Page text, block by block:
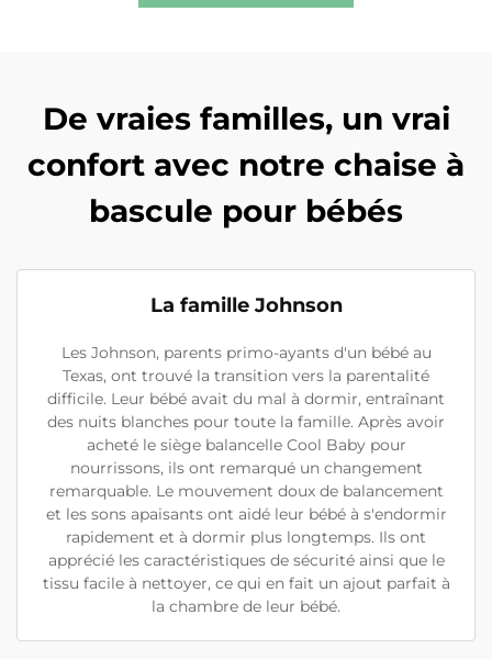
De vraies familles, un vrai
confort avec notre chaise à
bascule pour bébés
La famille Johnson
Les Johnson, parents primo-ayants d'un bébé au
Texas, ont trouvé la transition vers la parentalité
difficile. Leur bébé avait du mal à dormir, entraînant
des nuits blanches pour toute la famille. Après avoir
acheté le siège balancelle Cool Baby pour
nourrissons, ils ont remarqué un changement
remarquable. Le mouvement doux de balancement
et les sons apaisants ont aidé leur bébé à s'endormir
rapidement et à dormir plus longtemps. Ils ont
apprécié les caractéristiques de sécurité ainsi que le
tissu facile à nettoyer, ce qui en fait un ajout parfait à
la chambre de leur bébé.